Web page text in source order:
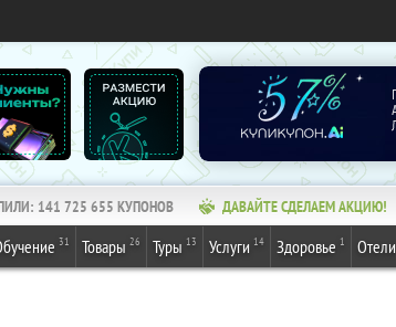
141 725 655 КУПОНОВ ДАВАЙТЕ СДЕЛАЕМ АКЦИЮ!
31 Товары 26 Туры 13 Услуги 14 Здоровье 1 Отели